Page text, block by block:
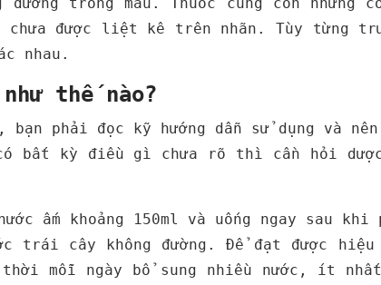
chưa được liệt kê trên nhãn. Tùy từng
nhau.
thế nào?
, bạn phải đọc kỹ hướng dẫn sử dụng và
có bất kỳ điều gì chưa rõ thì cần hỏi
ấm khoảng 150ml và uống ngay sau khi
trái cây không đường. Để đạt được
thời mỗi ngày bổ sung nhiều nước, ít